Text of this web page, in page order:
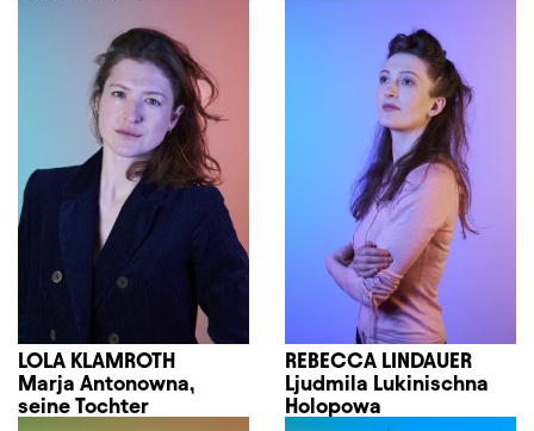
LOLA KLAMROTH
Marja Antonowna,
seine Tochter
REBECCA LINDAUER
Ljudmila Lukinischna
Holopowa